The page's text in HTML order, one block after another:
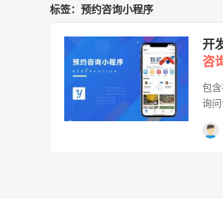
标签：预约咨询小程序
开
咨
包
询